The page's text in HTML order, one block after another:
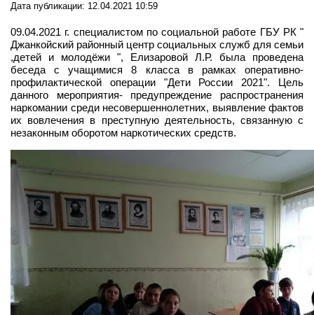
Дата публикации: 12.04.2021 10:59
09.04.2021 г. специалистом по социальной работе ГБУ РК "
Джанкойский районный центр социальных служб для семьи
,детей и молодёжи ", Елизаровой Л.Р. была проведена
беседа с учащимися 8 класса в рамках оперативно-
профилактической операции "Дети России 2021". Цель
данного мероприятия- предупреждение распространения
наркомании среди несовершеннолетних, выявление фактов
их вовлечения в преступную деятельность, связанную с
незаконным оборотом наркотических средств.